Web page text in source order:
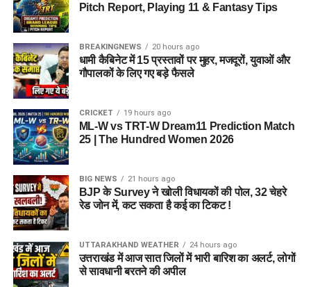
Pitch Report, Playing 11 & Fantasy Tips
BREAKINGNEWS 20 hours ago
धामी कैबिनेट में 15 प्रस्तावों पर मुहर, मजदूरों, युवाओं और
गौपालकों के लिए गए बड़े फैसले
CRICKET 19 hours ago
ML-W vs TRT-W Dream11 Prediction Match
25 | The Hundred Women 2026
BIG NEWS 21 hours ago
BJP के Survey ने खोली विधायकों की पोल, 32 चेहरे
रेड जोन में, कट सकता है कई का टिकट !
UTTARAKHAND WEATHER 24 hours ago
उत्तराखंड में आज सात जिलों में भारी बारिश का अलर्ट, लोगों
से सावधानी बरतने की अपील